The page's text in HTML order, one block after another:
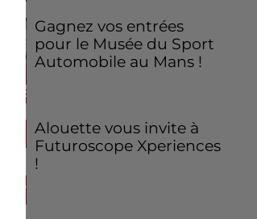
Gagnez vos entrées
pour le Musée du Sport
Automobile au Mans !
Alouette vous invite à
Futuroscope Xperiences
!